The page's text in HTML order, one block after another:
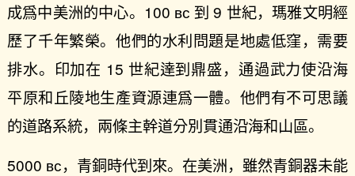
成爲中美洲的中心。100 ʙᴄ 到 9 世紀，瑪雅文明經
歷了千年繁榮。他們的水利問題是地處低窪，需要
排水。印加在 15 世紀達到鼎盛，通過武力使沿海
平原和丘陵地生產資源連爲一體。他們有不可思議
的道路系統，兩條主幹道分別貫通沿海和山區。
5000 ʙᴄ，青銅時代到來。在美洲，雖然青銅器未能